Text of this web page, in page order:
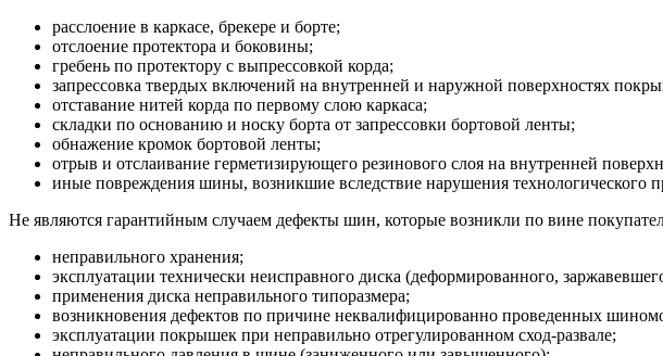
расслоение в каркасе, брекере и борте;
отслоение протектора и боковины;
гребень по протектору с выпрессовкой корда;
запрессовка твердых включений на внутренней и наружной поверхностях
отставание нитей корда по первому слою каркаса;
складки по основанию и носку борта от запрессовки бортовой ленты;
обнажение кромок бортовой ленты;
отрыв и отслаивание герметизирующего резинового слоя на внутренней
иные повреждения шины, возникшие вследствие нарушения технологического
Не являются гарантийным случаем дефекты шин, которые возникли по вине
неправильного хранения;
эксплуатации технически неисправного диска (деформированного,
применения диска неправильного типоразмера;
возникновения дефектов по причине неквалифицированно проведенных
эксплуатации покрышек при неправильно отрегулированном сход-развале;